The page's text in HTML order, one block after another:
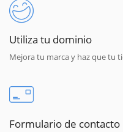
Utiliza tu dominio
Mejora tu marca y haz que tu
Formulario de contacto